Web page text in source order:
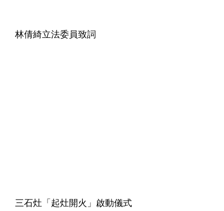
林倩綺立法委員致詞
三石灶「起灶開火」啟動儀式